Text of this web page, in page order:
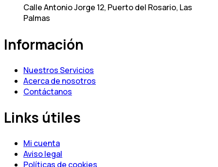
Calle Antonio Jorge 12, Puerto del Rosario, Las
Palmas
Información
Nuestros Servicios
Acerca de nosotros
Contáctanos
Links útiles
Mi cuenta
Aviso legal
Políticas de cookies